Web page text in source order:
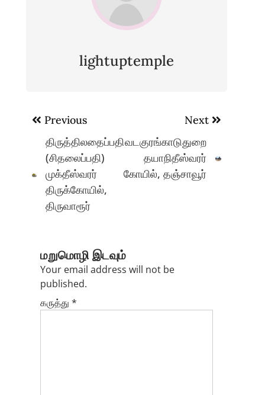
lightuptemple
Post
navigation
Previous
திருத்திலதைப்பதி
(சிதலைப்பதி)
முக்தீஸ்வரர்
திருக்கோயில்,
திருவாரூர்
Next
வடகுரங்காடுதுறை
தயாநிதீஸ்வரர்
கோயில், தஞ்சாவூர்
மறுமொழி இடவும்
Your email address will not be
published.
கருத்து *